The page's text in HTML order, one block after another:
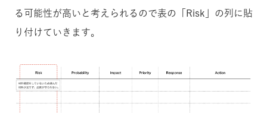
る可能性が高いと考えられるので表の「Risk」の列に貼
り付けていきます。